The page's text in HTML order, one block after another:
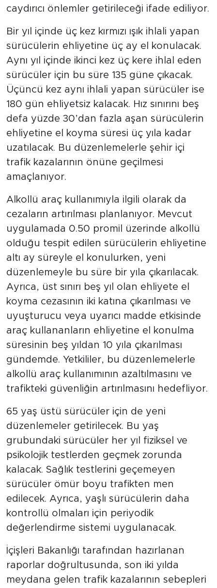
caydırıcı önlemler getirileceği ifade ediliyor.
Bir yıl içinde üç kez kırmızı ışık ihlali yapan
sürücülerin ehliyetine üç ay el konulacak.
Aynı yıl içinde ikinci kez üç kere ihlal eden
sürücüler için bu süre 135 güne çıkacak.
Üçüncü kez aynı ihlali yapan sürücüler ise
180 gün ehliyetsiz kalacak. Hız sınırını beş
defa yüzde 30’dan fazla aşan sürücülerin
ehliyetine el koyma süresi üç yıla kadar
uzatılacak. Bu düzenlemelerle şehir içi
trafik kazalarının önüne geçilmesi
amaçlanıyor.
Alkollü araç kullanımıyla ilgili olarak da
cezaların artırılması planlanıyor. Mevcut
uygulamada 0.50 promil üzerinde alkollü
olduğu tespit edilen sürücülerin ehliyetine
altı ay süreyle el konulurken, yeni
düzenlemeyle bu süre bir yıla çıkarılacak.
Ayrıca, üst sınırı beş yıl olan ehliyete el
koyma cezasının iki katına çıkarılması ve
uyuşturucu veya uyarıcı madde etkisinde
araç kullananların ehliyetine el konulma
süresinin beş yıldan 10 yıla çıkarılması
gündemde. Yetkililer, bu düzenlemelerle
alkollü araç kullanımının azaltılmasını ve
trafikteki güvenliğin artırılmasını hedefliyor.
65 yaş üstü sürücüler için de yeni
düzenlemeler getirilecek. Bu yaş
grubundaki sürücüler her yıl fiziksel ve
psikolojik testlerden geçmek zorunda
kalacak. Sağlık testlerini geçemeyen
sürücüler ömür boyu trafikten men
edilecek. Ayrıca, yaşlı sürücülerin daha
kontrollü olmaları için periyodik
değerlendirme sistemi uygulanacak.
İçişleri Bakanlığı tarafından hazırlanan
raporlar doğrultusunda, son iki yılda
meydana gelen trafik kazalarının sebepleri